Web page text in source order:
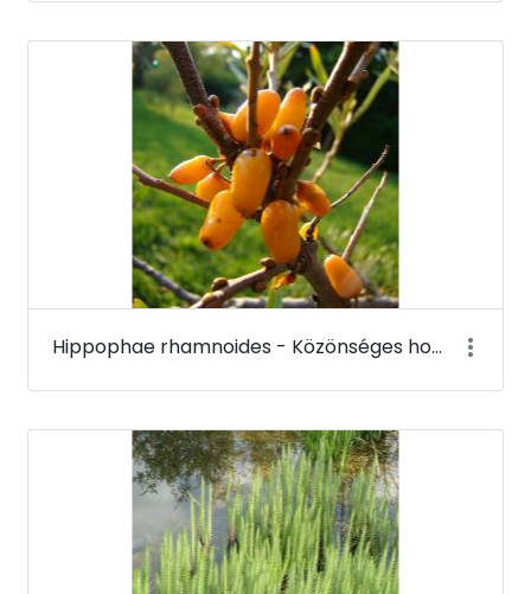
Hippophae rhamnoides - Közönséges homoktövis (termése) - Budai Arborétum